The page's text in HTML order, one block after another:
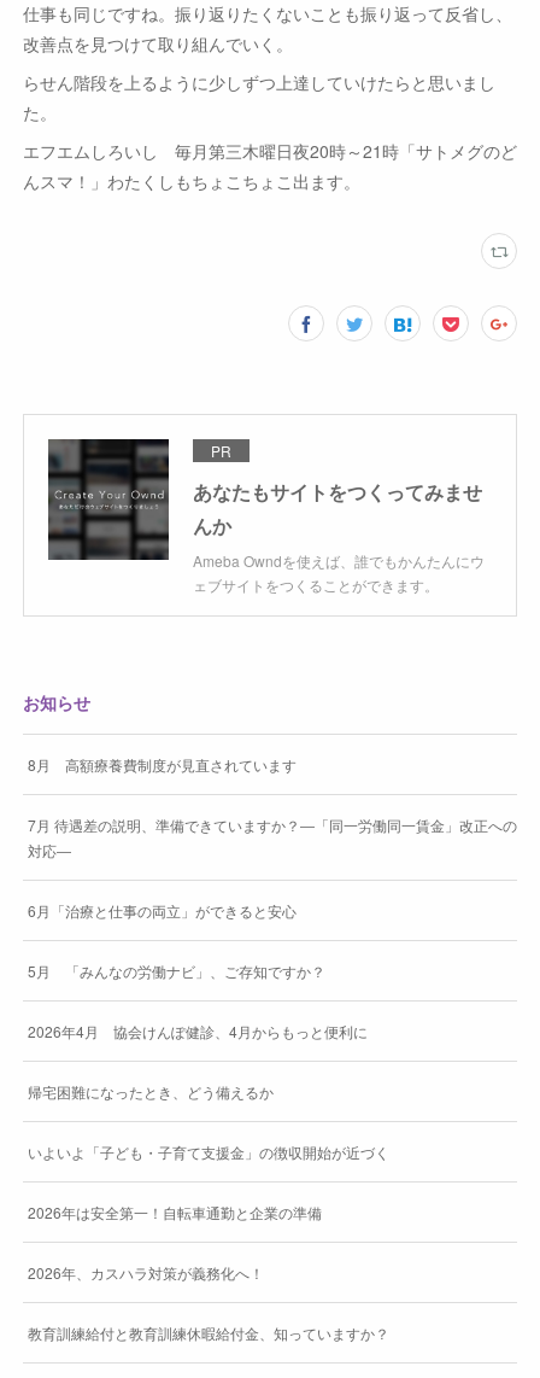
仕事も同じですね。振り返りたくないことも振り返って反省し、
改善点を見つけて取り組んでいく。
らせん階段を上るように少しずつ上達していけたらと思いまし
た。
エフエムしろいし 毎月第三木曜日夜20時～21時「サトメグのど
んスマ！」わたくしもちょこちょこ出ます。
PR
あなたもサイトをつくってみませ
んか
Ameba Owndを使えば、誰でもかんたんにウ
ェブサイトをつくることができます。
お知らせ
8月 高額療養費制度が見直されています
7月 待遇差の説明、準備できていますか？―「同一労働同一賃金」改正への
対応―
6月「治療と仕事の両立」ができると安心
5月 「みんなの労働ナビ」、ご存知ですか？
2026年4月 協会けんぽ健診、4月からもっと便利に
帰宅困難になったとき、どう備えるか
いよいよ「子ども・子育て支援金」の徴収開始が近づく
2026年は安全第一！自転車通勤と企業の準備
2026年、カスハラ対策が義務化へ！
教育訓練給付と教育訓練休暇給付金、知っていますか？